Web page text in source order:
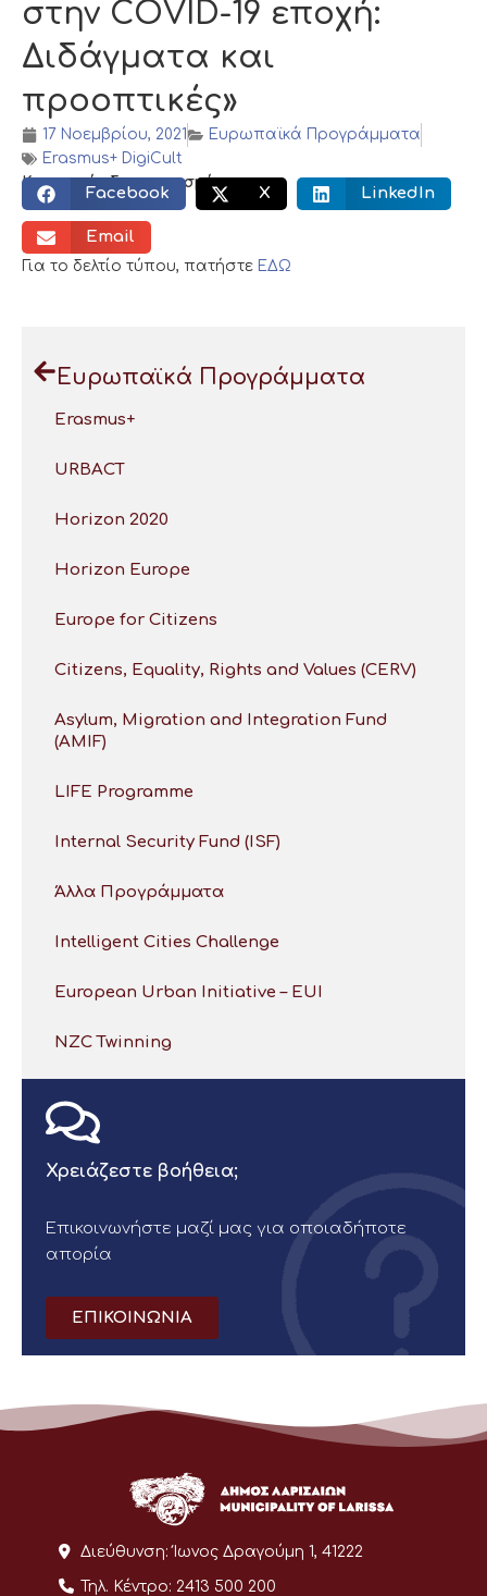
στην COVID-19 εποχή:
Διδάγματα και
προοπτικές»
17 Νοεμβρίου, 2021
Ευρωπαϊκά Προγράμματα
Erasmus+ DigiCult
Κοινωνικός διαμοιρασμός:
Facebook X LinkedIn
Email
Για το δελτίο τύπου, πατήστε ΕΔΩ
Ευρωπαϊκά Προγράμματα
Erasmus+
URBACT
Horizon 2020
Horizon Europe
Europe for Citizens
Citizens, Equality, Rights and Values (CERV)
Asylum, Migration and Integration Fund
(AMIF)
LIFE Programme
Internal Security Fund (ISF)
Άλλα Προγράμματα
Intelligent Cities Challenge
European Urban Initiative – EUI
NZC Twinning
Χρειάζεστε βοήθεια;
Επικοινωνήστε μαζί μας για οποιαδήποτε
απορία
ΕΠΙΚΟΙΝΩΝΙΑ
Διεύθυνση: Ίωνος Δραγούμη 1, 41222
Τηλ. Κέντρο: 2413 500 200